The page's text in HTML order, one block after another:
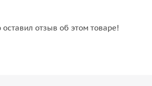
отзыв об этом товаре!